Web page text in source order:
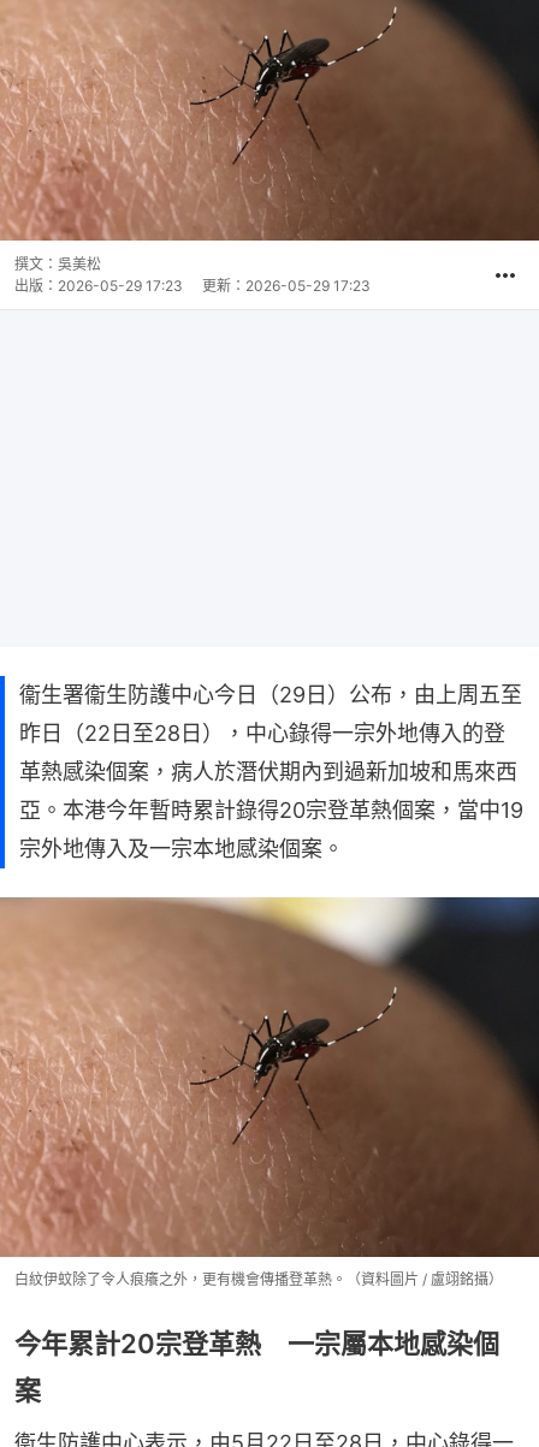
撰文： 吳美松
出版： 2026-05-29 17:23 更新： 2026-05-29 17:23
衞生署衞生防護中心今日（29日）公布，由上周五至
昨日（22日至28日），中心錄得一宗外地傳入的登
革熱感染個案，病人於潛伏期內到過新加坡和馬來西
亞。本港今年暫時累計錄得20宗登革熱個案，當中19
宗外地傳入及一宗本地感染個案。
白紋伊蚊除了令人痕癢之外，更有機會傳播登革熱。（資料圖片 / 盧翊銘攝）
今年累計20宗登革熱 一宗屬本地感染個
案